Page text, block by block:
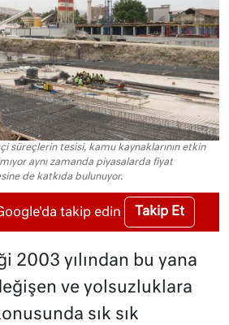
süreçlerin tesisi, kamu kaynaklarının etkin
aynı zamanda piyasalarda fiyat
de katkıda bulunuyor.
takip edin Takip Et
2003 yılından bu yana
ve yolsuzluklara
sık sık